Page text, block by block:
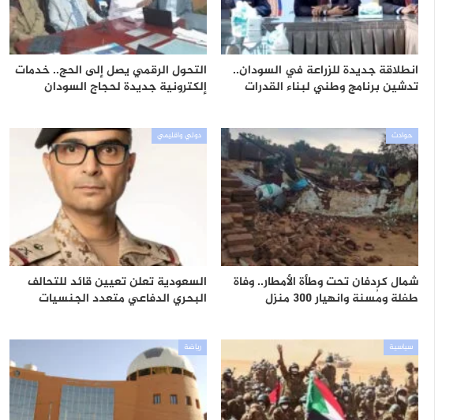
انطلاقة جديدة للزراعة في السودان..
تدشين برنامج وطني لبناء القدرات
التحول الرقمي يصل إلى الحج.. خدمات
إلكترونية جديدة لحجاج السودان
حوادث
شمال كردفان تحت وطأة الأمطار.. وفاة
طفلة ومُسنة وانهيار 300 منزل
دولي واقليمي
السعودية تعلن تعيين قائد للتحالف
البحري الدفاعي متعدد الجنسيات
سياسية رياضة